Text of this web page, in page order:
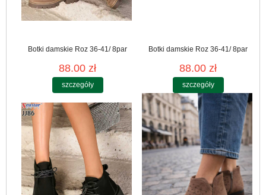
Botki damskie Roz 36-41/ 8par
88.00 zł
szczegóły
Botki damskie Roz 36-41/ 8par
88.00 zł
szczegóły